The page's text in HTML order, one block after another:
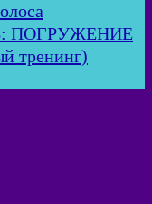
ПОГРУЖЕНИЕ
тренинг)